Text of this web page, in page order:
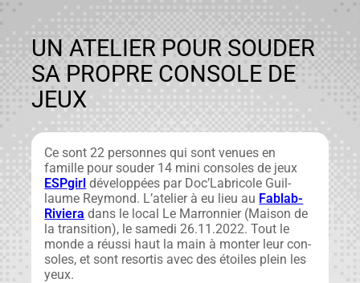
UN ATELIER POUR SOUDER
SA PROPRE CONSOLE DE
JEUX
Ce sont 22 per­son­nes qui sont venues en
famille pour soud­er 14 mini con­soles de jeux
ESP­girl dévelop­pées par Doc’Labricole Guil­
laume Rey­mond. L’atelier à eu lieu au Fablab-
Riv­iera dans le local Le Mar­ronnier (Mai­son de
la tran­si­tion), le same­di 26.11.2022. Tout le
monde a réus­si haut la main à mon­ter leur con­
soles, et sont resor­tis avec des étoiles plein les
yeux.